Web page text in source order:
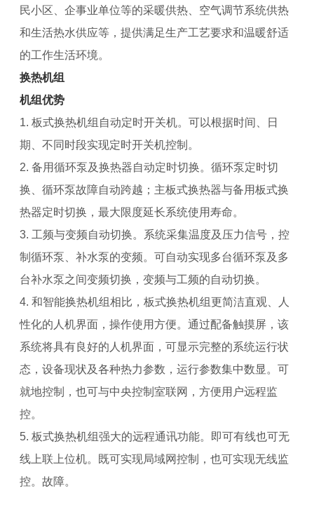
民小区、企事业单位等的采暖供热、空气调节系统供热
和生活热水供应等，提供满足生产工艺要求和温暖舒适
的工作生活环境。
换热机组
机组优势
1. 板式换热机组自动定时开关机。可以根据时间、日
期、不同时段实现定时开关机控制。
2. 备用循环泵及换热器自动定时切换。循环泵定时切
换、循环泵故障自动跨越；主板式换热器与备用板式换
热器定时切换，最大限度延长系统使用寿命。
3. 工频与变频自动切换。系统采集温度及压力信号，控
制循环泵、补水泵的变频。可自动实现多台循环泵及多
台补水泵之间变频切换，变频与工频的自动切换。
4. 和智能换热机组相比，板式换热机组更简洁直观、人
性化的人机界面，操作使用方便。通过配备触摸屏，该
系统将具有良好的人机界面，可显示完整的系统运行状
态，设备现状及各种热力参数，运行参数集中数显。可
就地控制，也可与中央控制室联网，方便用户远程监
控。
5. 板式换热机组强大的远程通讯功能。即可有线也可无
线上联上位机。既可实现局域网控制，也可实现无线监
控。故障。